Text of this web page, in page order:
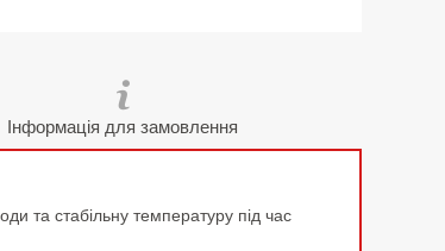
Інформація для замовлення
та стабільну температуру під час